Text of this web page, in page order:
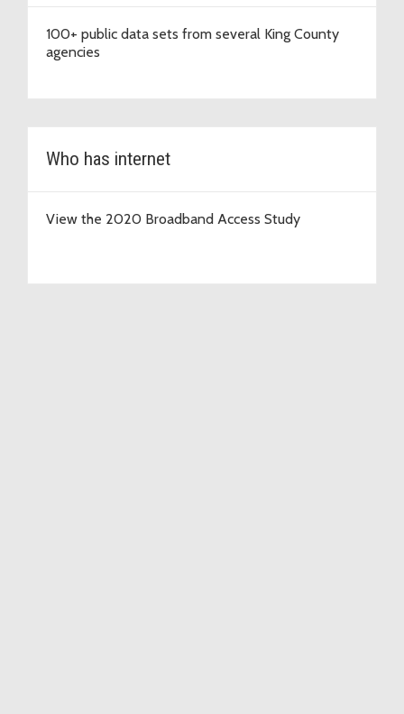
100+ public data sets from several King County
agencies
Who has internet
View the 2020 Broadband Access Study